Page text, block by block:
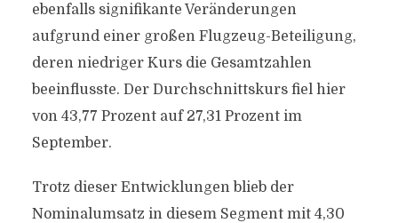
ebenfalls signifikante Veränderungen
aufgrund einer großen Flugzeug-Beteiligung,
deren niedriger Kurs die Gesamtzahlen
beeinflusste. Der Durchschnittskurs fiel hier
von 43,77 Prozent auf 27,31 Prozent im
September.
Trotz dieser Entwicklungen blieb der
Nominalumsatz in diesem Segment mit 4,30